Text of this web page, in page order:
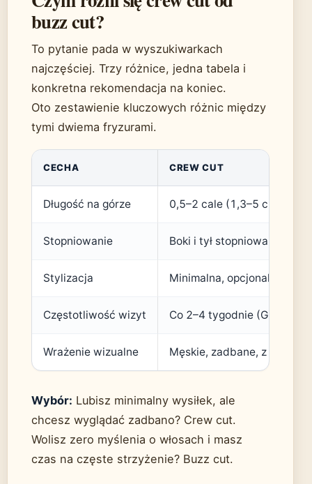
buzz cut?
To pytanie pada w wyszukiwarkach
najczęściej. Trzy różnice, jedna tabela i
konkretna rekomendacja na koniec.
Oto zestawienie kluczowych różnic między
tymi dwiema fryzurami.
CECHA CREW CUT
Długość na górze 0,5–2 cale (1,3–5 cm)
Stopniowanie Boki i tył stopniowane,
Stylizacja Minimalna, opcjonalna
Częstotliwość wizyt Co 2–4 tygodnie
Wrażenie wizualne Męskie, zadbane, z teksturą
Wybór: Lubisz minimalny wysiłek, ale
chcesz wyglądać zadbano? Crew cut.
Wolisz zero myślenia o włosach i masz
czas na częste strzyżenie? Buzz cut.